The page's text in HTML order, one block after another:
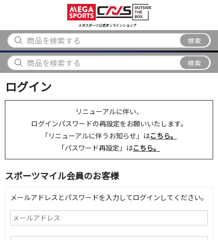
メガスポーツ公式オンラインショップ
検索
アウトドア
から探す
ブランド
から探す
検索
ログイン
リニューアルに伴い、
ログインパスワードの再設定をお願いいたします。
「リニューアルに伴うお知らせ」はこちら。
「パスワード再設定」はこちら。
スポーツマイル会員のお客様
メールアドレスとパスワードを入力してログインしてください。